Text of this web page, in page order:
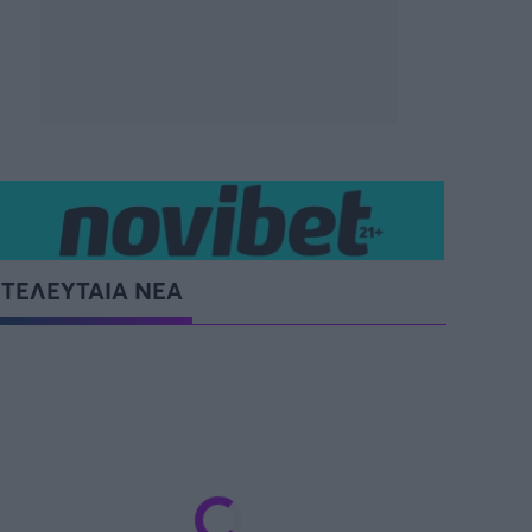
ΤΕΛΕΥΤΑΙΑ ΝΕΑ